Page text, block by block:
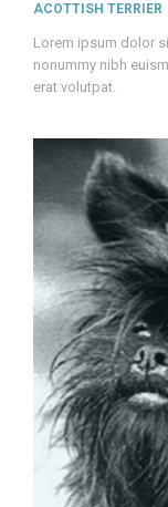
ACOTTISH TERRIER
Lorem ipsum dolor
nonummy nibh
erat volutpat.